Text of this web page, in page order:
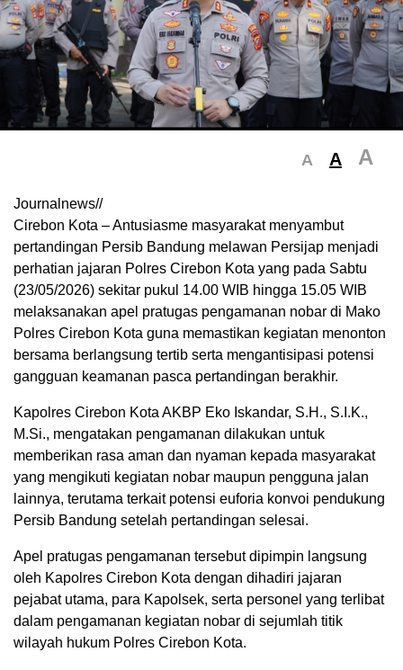
A A A
Journalnews//
Cirebon Kota – Antusiasme masyarakat menyambut
pertandingan Persib Bandung melawan Persijap menjadi
perhatian jajaran Polres Cirebon Kota yang pada Sabtu
(23/05/2026) sekitar pukul 14.00 WIB hingga 15.05 WIB
melaksanakan apel pratugas pengamanan nobar di Mako
Polres Cirebon Kota guna memastikan kegiatan menonton
bersama berlangsung tertib serta mengantisipasi potensi
gangguan keamanan pasca pertandingan berakhir.
Kapolres Cirebon Kota AKBP Eko Iskandar, S.H., S.I.K.,
M.Si., mengatakan pengamanan dilakukan untuk
memberikan rasa aman dan nyaman kepada masyarakat
yang mengikuti kegiatan nobar maupun pengguna jalan
lainnya, terutama terkait potensi euforia konvoi pendukung
Persib Bandung setelah pertandingan selesai.
Apel pratugas pengamanan tersebut dipimpin langsung
oleh Kapolres Cirebon Kota dengan dihadiri jajaran
pejabat utama, para Kapolsek, serta personel yang terlibat
dalam pengamanan kegiatan nobar di sejumlah titik
wilayah hukum Polres Cirebon Kota.